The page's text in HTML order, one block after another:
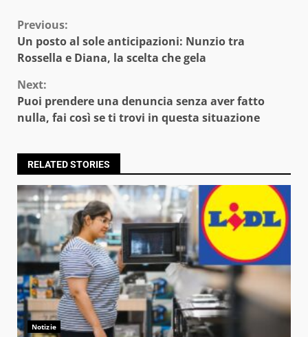
Continue
Reading
Previous:
Un posto al sole anticipazioni: Nunzio tra
Rossella e Diana, la scelta che gela
Next:
Puoi prendere una denuncia senza aver fatto
nulla, fai così se ti trovi in questa situazione
RELATED STORIES
Notizie